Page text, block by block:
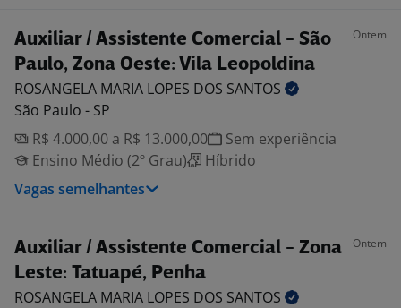
Auxiliar / Assistente Comercial - São
Paulo, Zona Oeste: Vila Leopoldina
Ontem
ROSANGELA MARIA LOPES DOS SANTOS
São Paulo - SP
R$ 4.000,00 a R$ 13.000,00
Sem experiência
Ensino Médio (2º Grau)
Híbrido
Vagas semelhantes
Auxiliar / Assistente Comercial - Zona
Leste: Tatuapé, Penha
Ontem
ROSANGELA MARIA LOPES DOS SANTOS